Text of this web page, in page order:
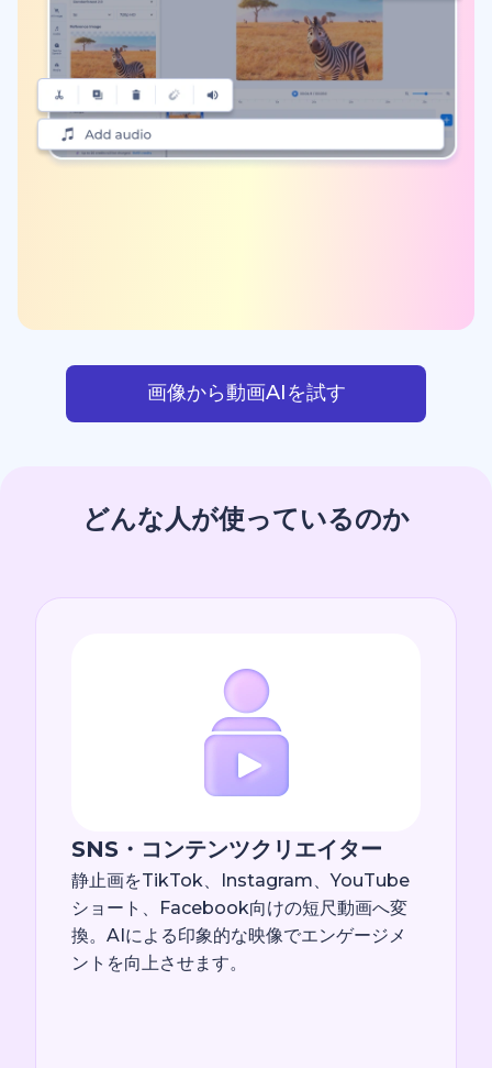
画像から動画AIを試す
どんな人が使っているのか
SNS・コンテンツクリエイター
静止画をTikTok、Instagram、YouTube
ショート、Facebook向けの短尺動画へ変
換。AIによる印象的な映像でエンゲージメ
ントを向上させます。